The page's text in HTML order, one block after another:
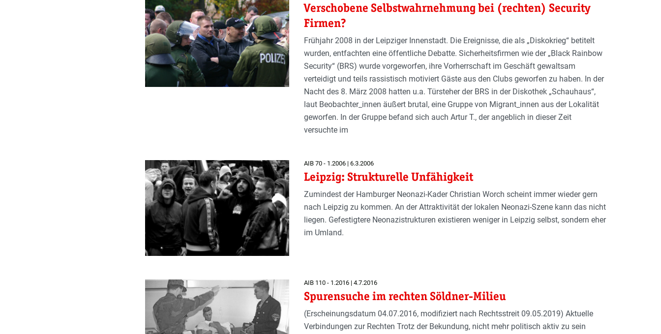
Verschobene Selbstwahrnehmung bei (rechten) Security
Firmen?
Frühjahr 2008 in der Leipziger Innenstadt. Die Ereignisse, die als „Diskokrieg“ betitelt
wurden, entfachten eine öffentliche Debatte. Sicherheitsfirmen wie der „Black Rainbow
Security“ (BRS) wurde vorgeworfen, ihre Vorherrschaft im Geschäft gewaltsam
verteidigt und teils rassistisch motiviert Gäste aus den Clubs geworfen zu haben. In der
Nacht des 8. März 2008 hatten u.a. Türsteher der BRS in der Diskothek „Schauhaus“,
laut Beobachter_innen äußert brutal, eine Gruppe von Migrant_innen aus der Lokalität
geworfen. In der Gruppe befand sich auch Artur T., der angeblich in dieser Zeit
versuchte im
AIB 70 - 1.2006 | 6.3.2006
Leipzig: Strukturelle Unfähigkeit
Zumindest der Hamburger Neonazi-Kader Christian Worch scheint immer wieder gern
nach Leipzig zu kommen. An der Attraktivität der lokalen Neonazi-Szene kann das nicht
liegen. Gefestigtere Neonazistrukturen existieren weniger in Leipzig selbst, sondern eher
im Umland.
AIB 110 - 1.2016 | 4.7.2016
Spurensuche im rechten Söldner-Milieu
(Erscheinungsdatum 04.07.2016, modifiziert nach Rechtsstreit 09.05.2019) Aktuelle
Verbindungen zur Rechten Trotz der Bekundung, nicht mehr politisch aktiv zu sein